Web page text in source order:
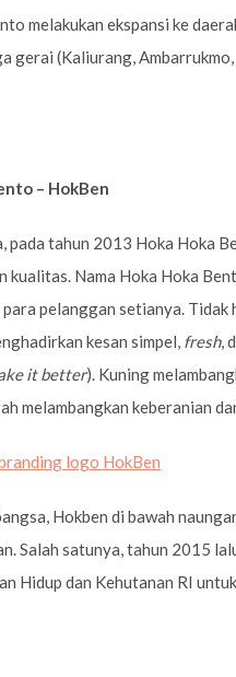
melakukan ekspansi ke
gerai (Kaliurang,
– HokBen
pada tahun 2013 Hoka Hoka
kualitas. Nama Hoka Hoka
pelanggan setianya. Tidak
kesan simpel, fresh,
it better). Kuning
melambangkan keberanian
Hokben di bawah
Salah satunya, tahun 2015
Hidup dan Kehutanan RI